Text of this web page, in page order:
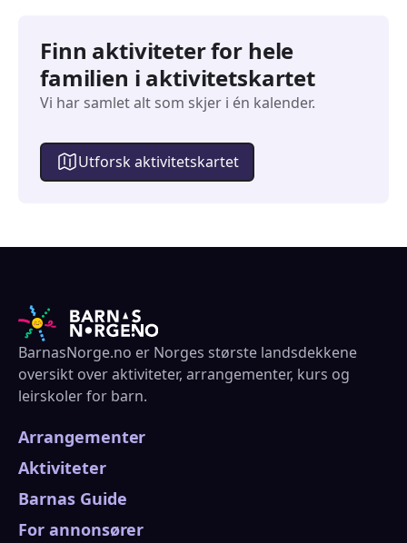
Finn aktiviteter for hele
familien i aktivitetskartet
Vi har samlet alt som skjer i én kalender.
Utforsk aktivitetskartet
BarnasNorge.no er Norges største landsdekkene
oversikt over aktiviteter, arrangementer, kurs og
leirskoler for barn.
Arrangementer
Aktiviteter
Barnas Guide
For annonsører